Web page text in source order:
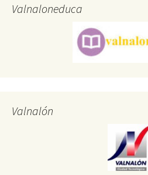
Valnaloneduca
Valnalón